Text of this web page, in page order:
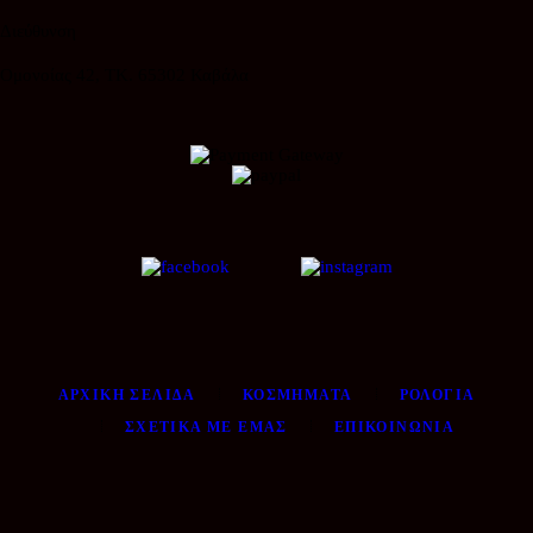
ΑΡΧΙΚΉ ΣΕΛΊΔΑ ΚΟΣΜΉΜΑΤΑ
ΡΟΛΌΓΙΑ
ΣΧΕΤΙΚΆ ΜΕ ΕΜΆΣ
ΕΠΙΚΟΙΝΩΝΊΑ